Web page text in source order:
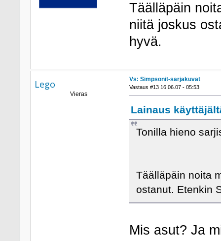
Täälläpäin
niitä joskus
hyvä.
Lego
Vieras
Vs: Simpsonit-sarjakuvat
Vastaus #13 16.06.07 - 05:53
Lainaus
Tonilla hieno
Täälläpäin noita
ostanut. Etenkin
Mis asut? Ja